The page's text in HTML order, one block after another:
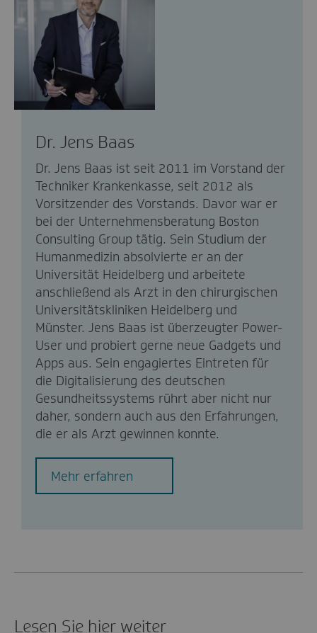
Dr. Jens Baas
Dr. Jens Baas ist seit 2011 im Vorstand der
Techniker Krankenkasse, seit 2012 als
Vorsitzender des Vorstands. Davor war er
bei der Unternehmensberatung Boston
Consulting Group tätig. Sein Studium der
Humanmedizin absolvierte er an der
Universität Heidelberg und arbeitete
anschließend als Arzt in den chirurgischen
Universitätskliniken Heidelberg und
Münster. Jens Baas ist überzeugter Power-
User und probiert gerne neue Gadgets und
Apps aus. Sein engagiertes Eintreten für
die Digitalisierung des deutschen
Gesundheitssystems rührt aber nicht nur
daher, sondern auch aus den Erfahrungen,
die er als Arzt gewinnen konnte.
Mehr erfahren
Lesen Sie hier weiter